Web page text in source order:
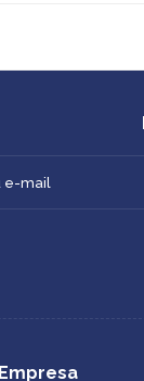
Empresa